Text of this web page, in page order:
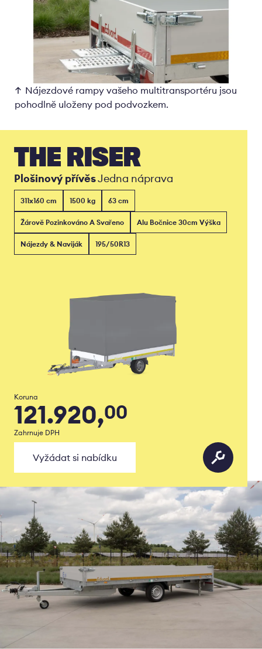
Nájezdové rampy vašeho multitransportéru jsou
pohodlně uloženy pod podvozkem.
THE RISER
Plošinový přívěsJedna náprava
311x160 cm 1500 kg 63 cm
Žárově Pozinkováno A Svařeno Alu Bočnice 30cm Výška
Nájezdy & Naviják 195/50R13
Koruna
121.920,00
Zahrnuje DPH
Vyžádat si nabídku